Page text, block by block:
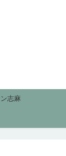
志麻